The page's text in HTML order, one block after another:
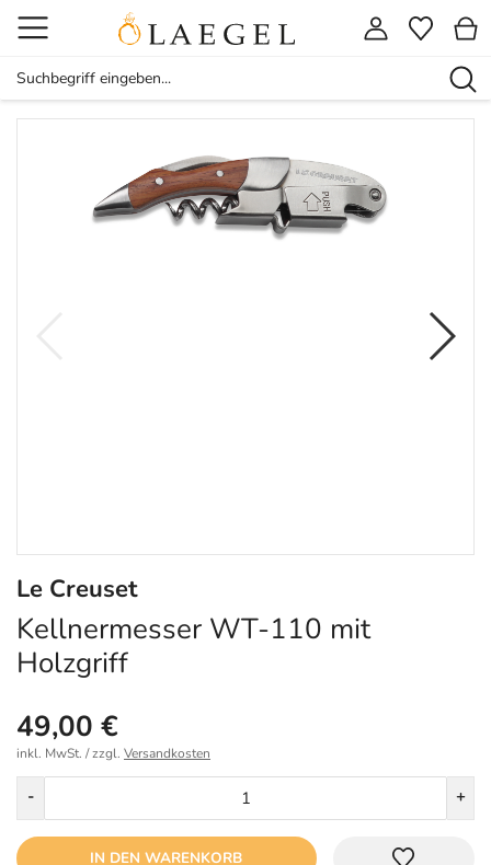
Le Creuset
Kellnermesser WT-110 mit
Holzgriff
49,00 €
inkl. MwSt. / zzgl. Versandkosten
- +
IN DEN WARENKORB